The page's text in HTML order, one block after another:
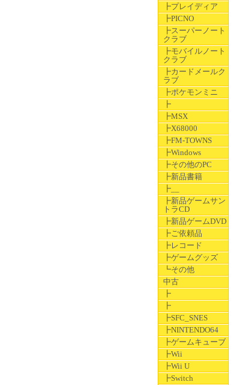
┣プレイディア
┣PICNO
┣スーパーノート
クラブ
┣モバイルノート
クラブ
┣カードメールク
ラブ
┣ポケモンミニ
┣
┣MSX
┣X68000
┣FM-TOWNS
┣Windows
┣その他のPC
┣新品書籍
┣__
┣新品ゲームサン
トラCD
┣新品ゲームDVD
┣ご依頼品
┣レコード
┣ゲームグッズ
┗その他
中古
┣
┣
┣SFC_SNES
┣NINTENDO64
┣ゲームキューブ
┣Wii
┣Wii U
┣Switch